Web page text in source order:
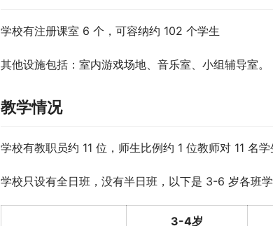
学校有注册课室 6 个，可容纳约 102 个学生
其他设施包括：室内游戏场地、音乐室、小组辅导室。
教学情况
学校有教职员约 11 位，师生比例约 1 位教师对 11 名学
学校只设有全日班，没有半日班，以下是 3-6 岁各班
3-4岁